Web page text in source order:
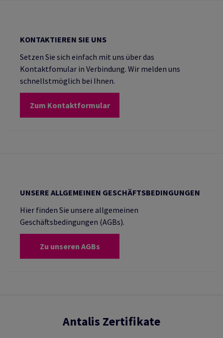
KONTAKTIEREN SIE UNS
Setzen Sie sich einfach mit uns über das
Kontaktfomular in Verbindung. Wir melden uns
schnellstmöglich bei Ihnen.
Zum Kontaktformular
UNSERE ALLGEMEINEN GESCHÄFTSBEDINGUNGEN
Hier finden Sie unsere allgemeinen
Geschäftsbedingungen (AGBs).
Zu unseren AGBs
Antalis Zertifikate